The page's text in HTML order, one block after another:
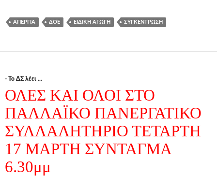
ΑΠΕΡΓΊΑ ΔΟΕ ΕΙΔΙΚΉ ΑΓΩΓΉ ΣΥΓΚΈΝΤΡΩΣΗ
- Το ΔΣ λέει ...
ΟΛΕΣ ΚΑΙ ΟΛΟΙ ΣΤΟ
ΠΑΛΛΑΪΚΟ ΠΑΝΕΡΓΑΤΙΚΟ
ΣΥΛΛΑΛΗΤΗΡΙΟ ΤΕΤΑΡΤΗ
17 ΜΑΡΤΗ ΣΥΝΤΑΓΜΑ
6.30μμ